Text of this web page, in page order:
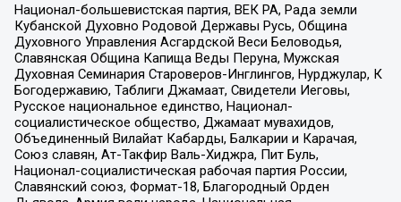
Национал-большевистская партия, ВЕК РА, Рада земли
Кубанской Духовно Родовой Державы Русь, Община
Духовного Управления Асгардской Веси Беловодья,
Славянская Община Капища Веды Перуна, Мужская
Духовная Семинария Староверов-Инглингов, Нурджулар, К
Богодержавию, Таблиги Джамаат, Свидетели Иеговы,
Русское национальное единство, Национал-
социалистическое общество, Джамаат мувахидов,
Объединенный Вилайат Кабарды, Балкарии и Карачая,
Союз славян, Ат-Такфир Валь-Хиджра, Пит Буль,
Национал-социалистическая рабочая партия России,
Славянский союз, Формат-18, Благородный Орден